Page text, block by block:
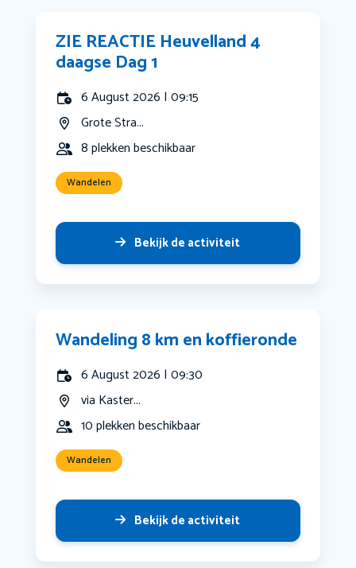
ZIE REACTIE Heuvelland 4
daagse Dag 1
6 August 2026 | 09:15
Grote Stra...
8 plekken beschikbaar
Wandelen
Bekijk de activiteit
Wandeling 8 km en koffieronde
6 August 2026 | 09:30
via Kaster...
10 plekken beschikbaar
Wandelen
Bekijk de activiteit